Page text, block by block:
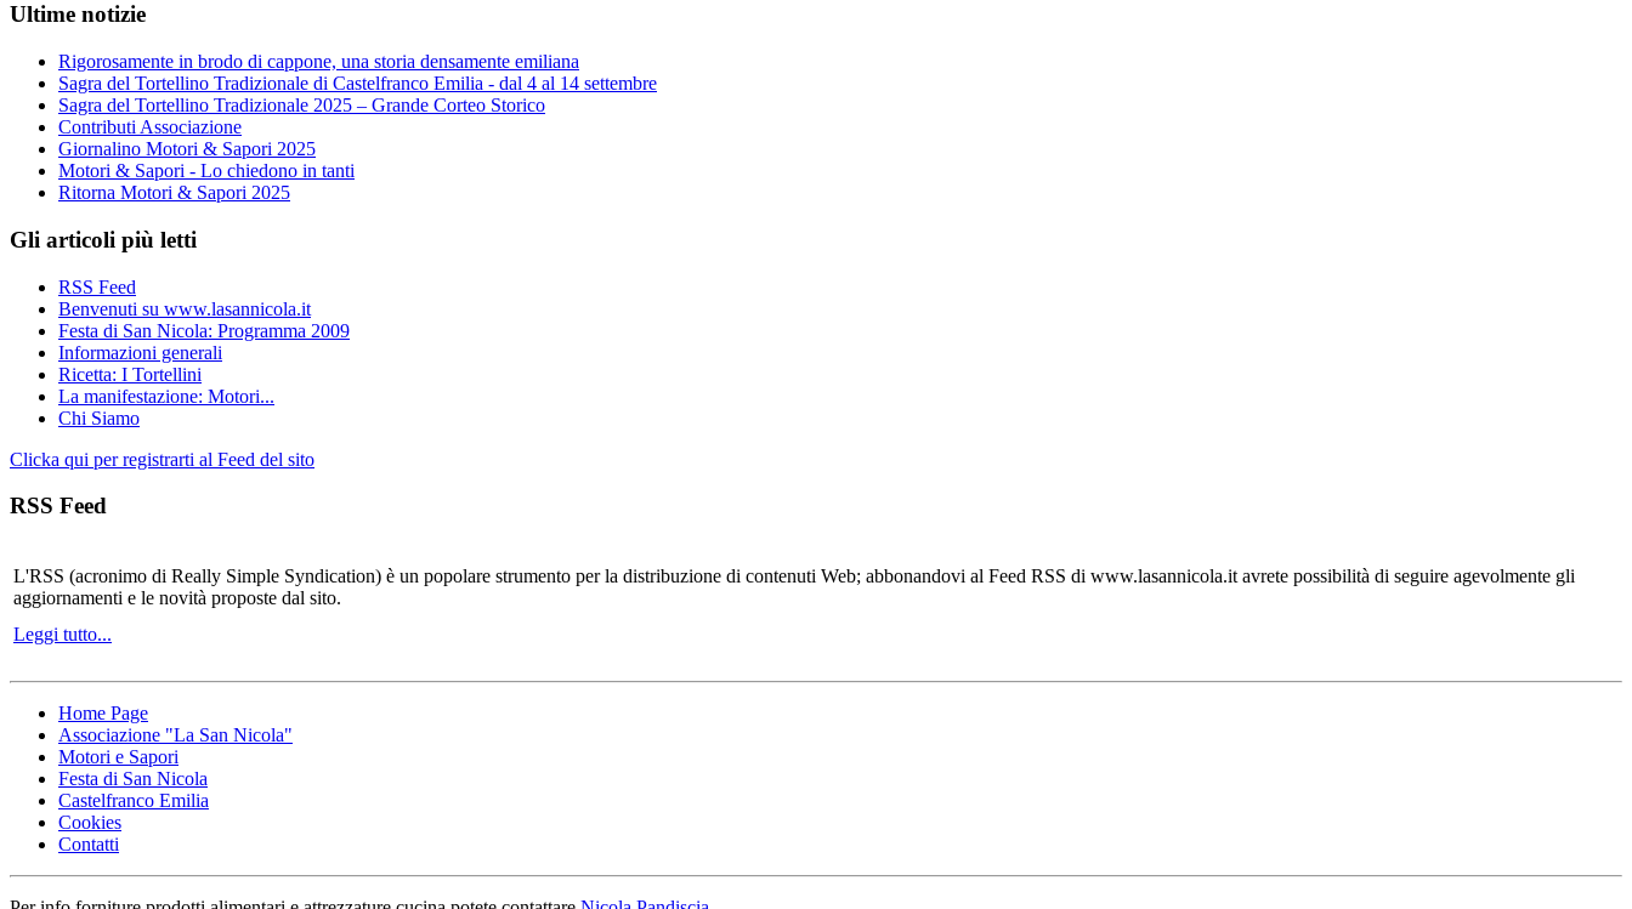
Ultime notizie
Rigorosamente in brodo di cappone, una storia densamente emiliana
Sagra del Tortellino Tradizionale di Castelfranco Emilia - dal 4 al 14 settembre
Sagra del Tortellino Tradizionale 2025 – Grande Corteo Storico
Contributi Associazione
Giornalino Motori & Sapori 2025
Motori & Sapori - Lo chiedono in tanti
Ritorna Motori & Sapori 2025
Gli articoli più letti
RSS Feed
Benvenuti su www.lasannicola.it
Festa di San Nicola: Programma 2009
Informazioni generali
Ricetta: I Tortellini
La manifestazione: Motori...
Chi Siamo
Clicka qui per registrarti al Feed del sito
RSS Feed
L'RSS (acronimo di Really Simple Syndication) è un popolare strumento per la distribuzione di contenuti Web; abbonandovi al Feed RSS di www.lasannicola.it avrete possibilità di seguire agevolmente gli
aggiornamenti e le novità proposte dal sito.
Leggi tutto...
Home Page
Associazione "La San Nicola"
Motori e Sapori
Festa di San Nicola
Castelfranco Emilia
Cookies
Contatti